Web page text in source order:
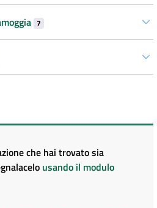
7
che hai trovato sia
usando il modulo